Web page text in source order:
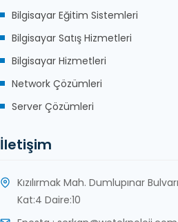
Bilgisayar Eğitim Sistemleri
Bilgisayar Satış Hizmetleri
Bilgisayar Hizmetleri
Network Çözümleri
Server Çözümleri
İletişim
Kızılırmak Mah. Dumlupınar
Kat:4 Daire:10